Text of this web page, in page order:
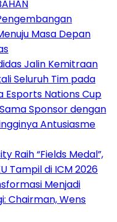
Masa Depan
Jalin Kemitraan
Seluruh Tim pada
Esports Nations Cup
Sponsor dengan
Antusiasme
Raih “Fields Medal”,
Tampil di ICM 2026
Menjadi
Chairman, Wens